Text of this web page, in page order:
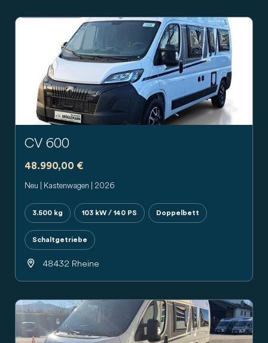
Previous
CV 600
48.990,00 €
Neu | Kastenwagen | 2026
3.500 kg 103 kW / 140 PS Doppelbett
Schaltgetriebe
48432 Rheine